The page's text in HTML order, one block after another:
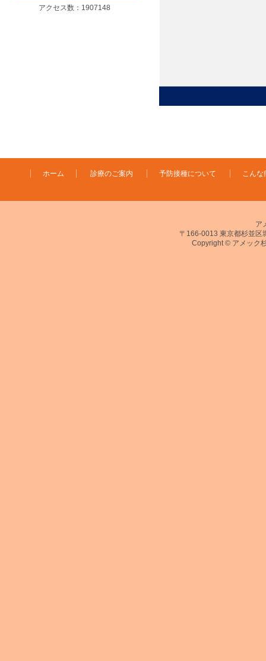
アクセス数：1907148
ホーム 診療のご案内 予防接種について こん
ア
〒166-0013 東京都杉並区
Copyright © アメック